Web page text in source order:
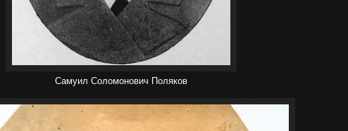
Самуил Соломонович Поляков